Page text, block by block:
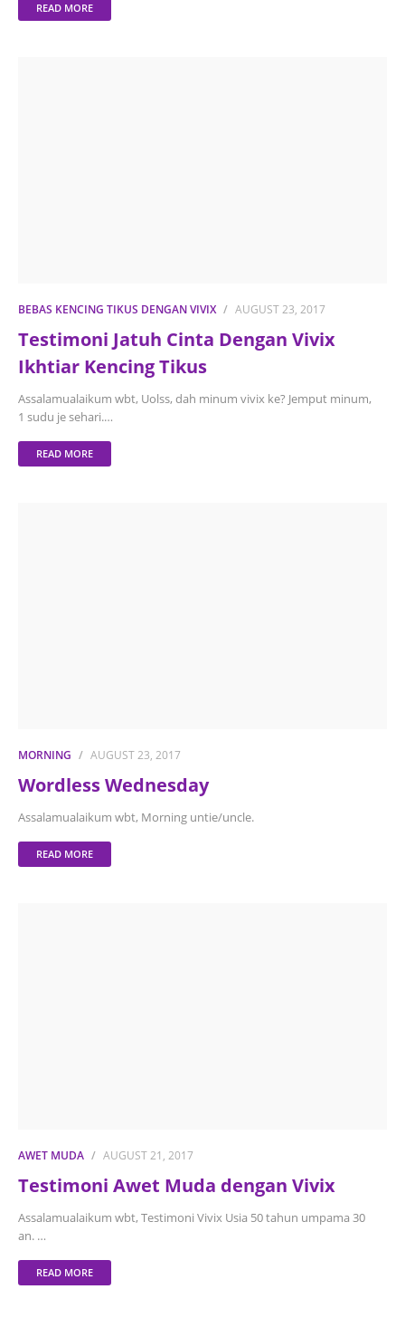
READ MORE
BEBAS KENCING TIKUS DENGAN VIVIX AUGUST 23, 2017
Testimoni Jatuh Cinta Dengan Vivix
Ikhtiar Kencing Tikus
Assalamualaikum wbt, Uolss, dah minum vivix ke? Jemput minum,
1 sudu je sehari.…
READ MORE
MORNING AUGUST 23, 2017
Wordless Wednesday
Assalamualaikum wbt, Morning untie/uncle.
READ MORE
AWET MUDA AUGUST 21, 2017
Testimoni Awet Muda dengan Vivix
Assalamualaikum wbt, Testimoni Vivix Usia 50 tahun umpama 30
an. …
READ MORE